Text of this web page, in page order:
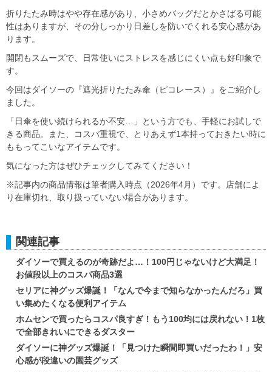
折りたたみ時はやや存在感があり、小さめバッグだとかさばる可能
性はありますが、その分しっかり日差しを防いでくれる安心感があ
ります。
開閉もスムーズで、日常使いにストレスを感じにくい点も好印象で
す。
今回はダイソーの『遮光折りたたみ傘（ピコレース）』をご紹介し
ました。
「日傘を使い続けられるか不安…」という方でも、手軽にお試しで
きる商品。また、コスパ重視で、とりあえず1本持っておきたい時に
ももってこいなアイテムです。
気になった方はぜひチェックしてみてください！
※記事内の商品情報は筆者購入時点（2026年4月）です。店舗によ
り在庫切れ、取り扱っていない場合があります。
関連記事
ダイソーで買えるのが奇跡だよ…！100円じゃないけど大満足！
お値段以上のコスパ商品3選
セリアに神グッズ爆誕！「なんで今まで知らなかったんだろ」買
い集めたくなる便利アイテム
ホムセンで買ったらコスパ良すぎ！もう100均には戻れない！1枚
で全部きれいにできるダスター
ダイソーに神グッズ爆誕！「見つけた瞬間即買いだったわ！」安
心感が段違いの園芸グッズ